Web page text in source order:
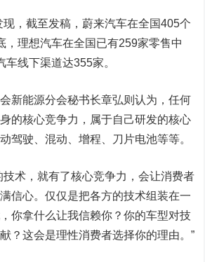
，截至发稿，蔚来汽车在全国405个
，理想汽车在全国已有259家零售中
线下渠道达355家。
能源分会秘书长章弘则认为，任何
的核心竞争力，属于自己研发的核心
驾驶、混动、增程、刀片电池等等。
术，就有了核心竞争力，会让消费者
信心。仅仅是把各方的技术组装在一
你拿什么让我信赖你？你的车型对技
？这会是理性消费者选择你的理由。”